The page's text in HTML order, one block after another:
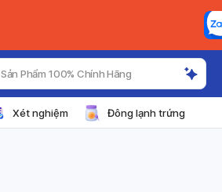
Sản Phẩm 100% Chính Hãng
Xét nghiệm Đông lạnh trứng